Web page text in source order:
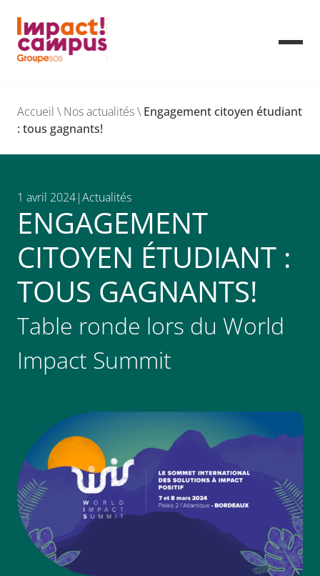
content
Accueil \ Nos actualités\ Engagement citoyen étudiant
: tous gagnants!
1 avril 2024 Actualités
ENGAGEMENT
CITOYEN ÉTUDIANT :
TOUS GAGNANTS!
Table ronde lors du World
Impact Summit